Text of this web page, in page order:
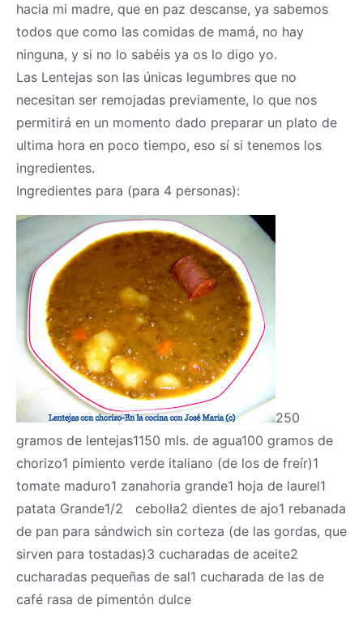
hacia mi madre, que en paz descanse, ya sabemos
todos que como las comidas de mamá, no hay
ninguna, y si no lo sabéis ya os lo digo yo.
Las Lentejas son las únicas legumbres que no
necesitan ser remojadas previamente, lo que nos
permitirá en un momento dado preparar un plato de
ultima hora en poco tiempo, eso sí si tenemos los
ingredientes.
Ingredientes para (para 4 personas):
250
gramos de lentejas1150 mls. de agua100 gramos de
chorizo1 pimiento verde italiano (de los de freír)1
tomate maduro1 zanahoria grande1 hoja de laurel1
patata Grande1/2 cebolla2 dientes de ajo1 rebanada
de pan para sándwich sin corteza (de las gordas, que
sirven para tostadas)3 cucharadas de aceite2
cucharadas pequeñas de sal1 cucharada de las de
café rasa de pimentón dulce